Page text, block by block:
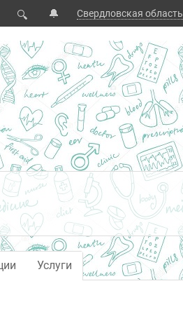
🔍 🔔 Свердловская область
Услуги